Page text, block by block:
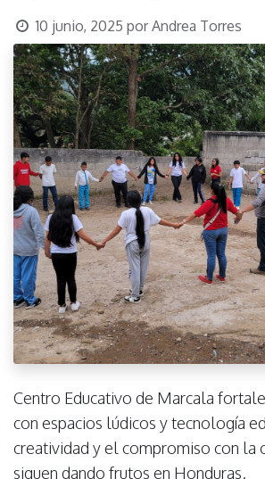
10 junio, 2025 porAndrea Torres
Centro Educativo de Marcala
con espacios lúdicos y tecnología
creatividad y el compromiso con la
siguen dando frutos en Honduras.